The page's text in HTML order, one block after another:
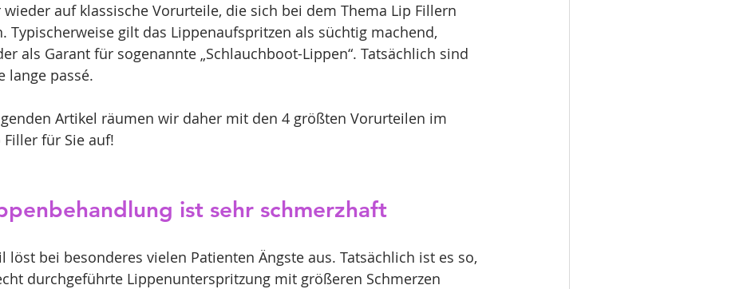
auf klassische Vorurteile, die sich bei dem Thema Lip Fillern
Typischerweise gilt das Lippenaufspritzen als süchtig machend,
als Garant für sogenannte „Schlauchboot-Lippen“. Tatsächlich sind
lange passé.
Artikel räumen wir daher mit den 4 größten Vorurteilen im
für Sie auf!
ist sehr schmerzhaft
löst bei besonderes vielen Patienten Ängste aus. Tatsächlich ist es so,
durchgeführte Lippenunterspritzung mit größeren Schmerzen